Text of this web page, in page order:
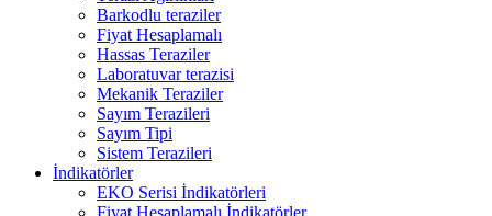
Barkodlu teraziler
Fiyat Hesaplamalı
Hassas Teraziler
Laboratuvar terazisi
Mekanik Teraziler
Sayım Terazileri
Sayım Tipi
Sistem Terazileri
İndikatörler
EKO Serisi İndikatörleri